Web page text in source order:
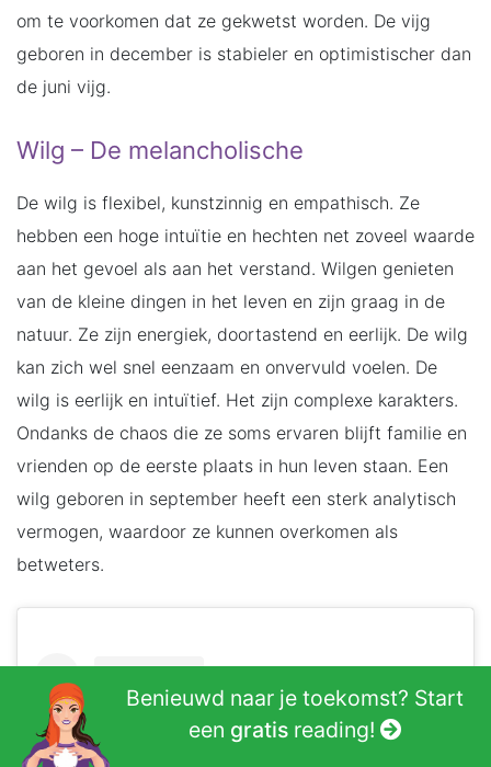
om te voorkomen dat ze gekwetst worden. De vijg
geboren in december is stabieler en optimistischer dan
de juni vijg.
Wilg – De melancholische
De wilg is flexibel, kunstzinnig en empathisch. Ze
hebben een hoge intuïtie en hechten net zoveel waarde
aan het gevoel als aan het verstand. Wilgen genieten
van de kleine dingen in het leven en zijn graag in de
natuur. Ze zijn energiek, doortastend en eerlijk. De wilg
kan zich wel snel eenzaam en onvervuld voelen. De
wilg is eerlijk en intuïtief. Het zijn complexe karakters.
Ondanks de chaos die ze soms ervaren blijft familie en
vrienden op de eerste plaats in hun leven staan. Een
wilg geboren in september heeft een sterk analytisch
vermogen, waardoor ze kunnen overkomen als
betweters.
Benieuwd naar je toekomst? Start
een gratisreading!